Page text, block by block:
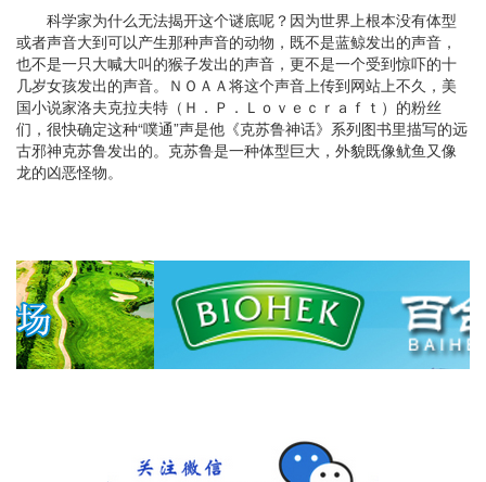
科学家为什么无法揭开这个谜底呢？因为世界上根本没有体型
或者声音大到可以产生那种声音的动物，既不是蓝鲸发出的声音，
也不是一只大喊大叫的猴子发出的声音，更不是一个受到惊吓的十
几岁女孩发出的声音。ＮＯＡＡ将这个声音上传到网站上不久，美
国小说家洛夫克拉夫特（Ｈ．Ｐ．Ｌｏｖｅｃｒａｆｔ）的粉丝
们，很快确定这种“噗通”声是他《克苏鲁神话》系列图书里描写的远
古邪神克苏鲁发出的。克苏鲁是一种体型巨大，外貌既像鱿鱼又像
龙的凶恶怪物。